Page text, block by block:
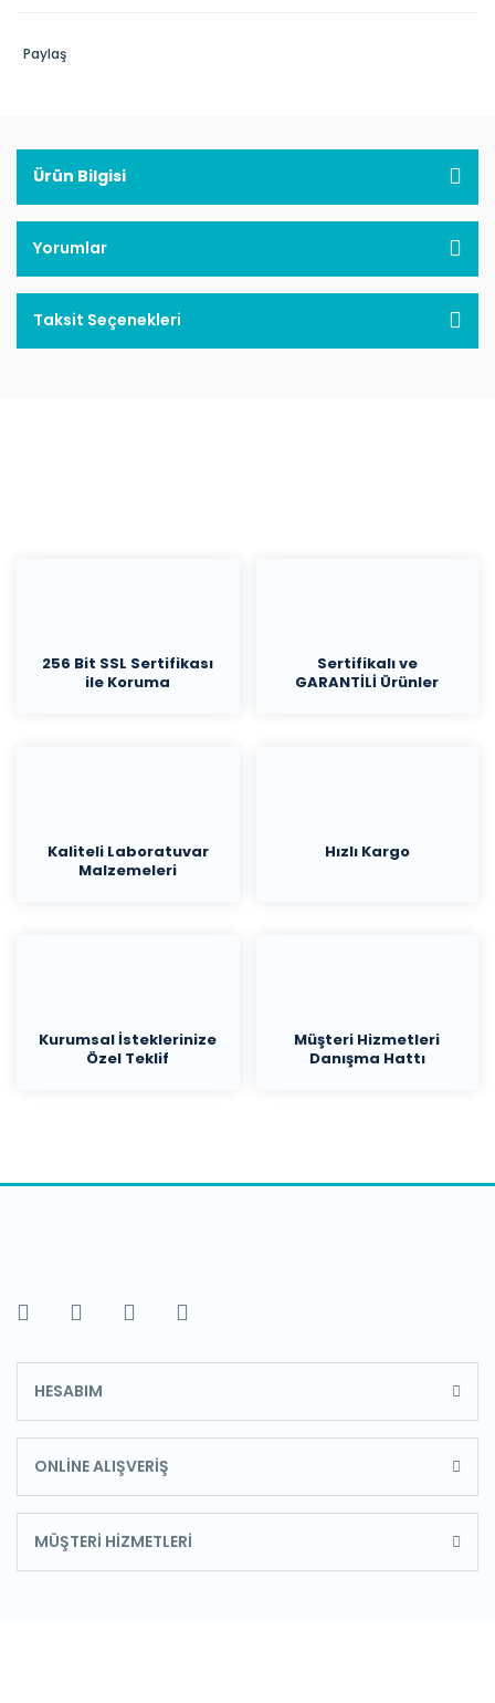
Paylaş
Ürün Bilgisi
Yorumlar
Taksit Seçenekleri
256 Bit SSL Sertifikası
ile Koruma
Sertifikalı ve
GARANTİLİ Ürünler
Kaliteli Laboratuvar
Malzemeleri
Hızlı Kargo
Kurumsal İsteklerinize
Özel Teklif
Müşteri Hizmetleri
Danışma Hattı
HESABIM
ONLİNE ALIŞVERİŞ
MÜŞTERİ HİZMETLERİ